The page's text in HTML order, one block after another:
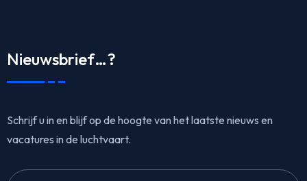
Nieuwsbrief…?
Schrijf u in en blijf op de hoogte van het laatste nieuws en
vacatures in de luchtvaart.